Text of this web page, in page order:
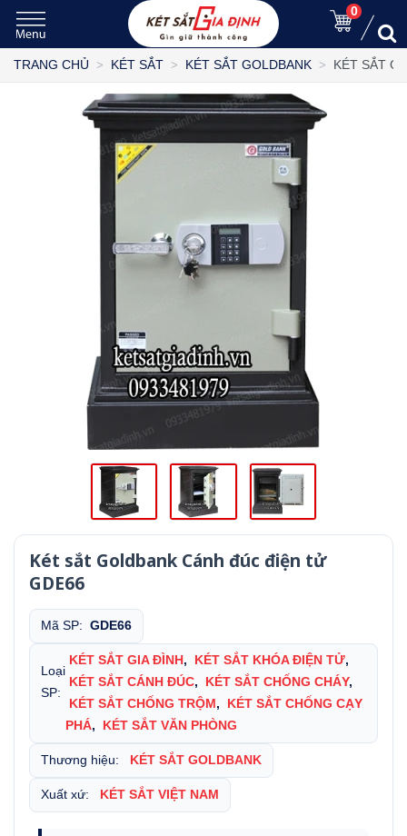
0
TRANG CHỦ KÉT SẮT KÉT SẮT GOLDBANK KÉT SẮT
Két sắt Goldbank Cánh đúc điện tử
GDE66
Mã SP: GDE66
Loại
SP:
KÉT SẮT GIA ĐÌNH , KÉT SẮT KHÓA ĐIỆN TỬ,
KÉT SẮT CÁNH ĐÚC, KÉT SẮT CHỐNG CHÁY,
KÉT SẮT CHỐNG TRỘM ,
KÉT SẮT CHỐNG CẠY
PHÁ, KÉT SẮT VĂN PHÒNG
Thương hiệu: KÉT SẮT GOLDBANK
Xuất xứ: KÉT SẮT VIỆT NAM